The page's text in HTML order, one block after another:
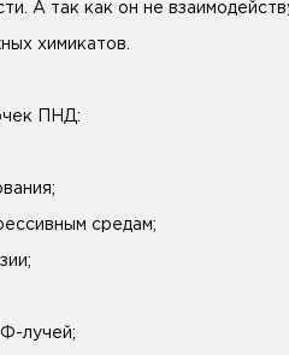
А так как он не
химикатов.
ПНД:
средам;
лучей;